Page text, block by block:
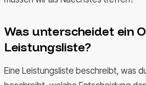
Was unterscheidet ein
Leistungsliste?
Eine Leistungsliste beschreibt, was